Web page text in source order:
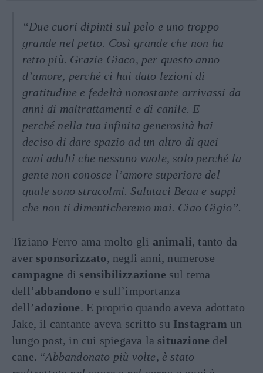
“Due cuori dipinti sul pelo e uno troppo
grande nel petto. Così grande che non ha
retto più. Grazie Giaco, per questo anno
d’amore, perché ci hai dato lezioni di
gratitudine e fedeltà nonostante arrivassi da
anni di maltrattamenti e di canile. E
perché nella tua infinita generosità hai
deciso di dare spazio ad un altro di quei
cani adulti che nessuno vuole, solo perché la
gente non conosce l’amore superiore del
quale sono stracolmi. Salutaci Beau e sappi
che non ti dimenticheremo mai. Ciao Gigio”.
Tiziano Ferro ama molto gli animali, tanto da
aver sponsorizzato, negli anni, numerose
campagne di sensibilizzazione sul tema
dell’abbandono e sull’importanza
dell’adozione. E proprio quando aveva adottato
Jake, il cantante aveva scritto su Instagram un
lungo post, in cui spiegava la situazione del
cane. “Abbandonato più volte, è stato